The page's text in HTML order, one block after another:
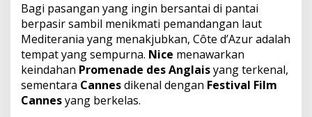
Bagi pasangan yang ingin bersantai di pantai
berpasir sambil menikmati pemandangan laut
Mediterania yang menakjubkan, Côte d’Azur adalah
tempat yang sempurna. Nice menawarkan
keindahan Promenade des Anglaisyang terkenal,
sementara Cannesdikenal dengan Festival Film
Cannesyang berkelas.